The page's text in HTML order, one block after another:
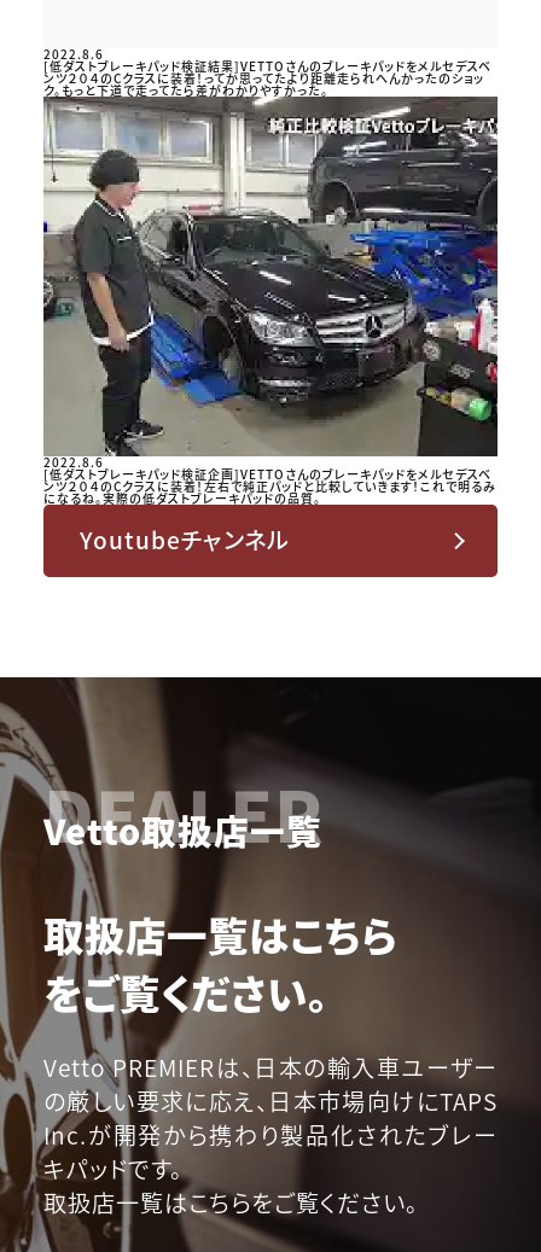
2022.8.6
[低ダストブレーキパッド検証結果]VETTOさんのブレーキパッドをメルセデスベ
ンツ２０４のCクラスに装着！ってか思ってたより距離走られへんかったのショッ
ク。もっと下道で走ってたら差がわかりやすかった。
2022.8.6
[低ダストブレーキパッド検証企画]VETTOさんのブレーキパッドをメルセデスベ
ンツ２０４のCクラスに装着！左右で純正パッドと比較していきます！これで明るみ
になるね。実際の低ダストブレーキパッドの品質。
Youtubeチャンネル
DEALER
Vetto取扱店一覧
取扱店一覧はこちら
をご覧ください。
Vetto PREMIERは、日本の輸入車ユーザー
の厳しい要求に応え、日本市場向けにTAPS
Inc.が開発から携わり製品化されたブレー
キパッドです。
取扱店一覧はこちらをご覧ください。